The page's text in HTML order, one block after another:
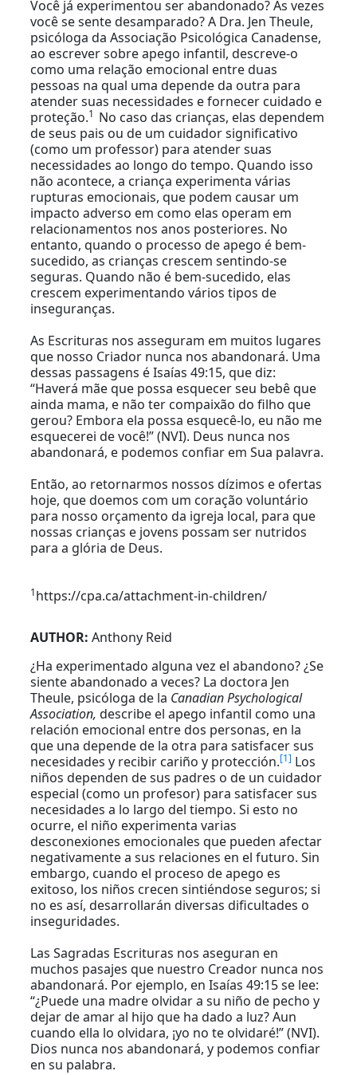
Você já experimentou ser abandonado? Às vezes
você se sente desamparado? A Dra. Jen Theule,
psicóloga da Associação Psicológica Canadense,
ao escrever sobre apego infantil, descreve-o
como uma relação emocional entre duas
pessoas na qual uma depende da outra para
atender suas necessidades e fornecer cuidado e
proteção.1 No caso das crianças, elas dependem
de seus pais ou de um cuidador significativo
(como um professor) para atender suas
necessidades ao longo do tempo. Quando isso
não acontece, a criança experimenta várias
rupturas emocionais, que podem causar um
impacto adverso em como elas operam em
relacionamentos nos anos posteriores. No
entanto, quando o processo de apego é bem-
sucedido, as crianças crescem sentindo-se
seguras. Quando não é bem-sucedido, elas
crescem experimentando vários tipos de
inseguranças.
As Escrituras nos asseguram em muitos lugares
que nosso Criador nunca nos abandonará. Uma
dessas passagens é Isaías 49:15, que diz:
“Haverá mãe que possa esquecer seu bebê que
ainda mama, e não ter compaixão do filho que
gerou? Embora ela possa esquecê-lo, eu não me
esquecerei de você!” (NVI). Deus nunca nos
abandonará, e podemos confiar em Sua palavra.
Então, ao retornarmos nossos dízimos e ofertas
hoje, que doemos com um coração voluntário
para nosso orçamento da igreja local, para que
nossas crianças e jovens possam ser nutridos
para a glória de Deus.
1https://cpa.ca/attachment-in-children/
AUTHOR:Anthony Reid
¿Ha experimentado alguna vez el abandono? ¿Se
siente abandonado a veces? La doctora Jen
Theule, psicóloga de la Canadian Psychological
Association,describe el apego infantil como una
relación emocional entre dos personas, en la
que una depende de la otra para satisfacer sus
necesidades y recibir cariño y protección.[1] Los
niños dependen de sus padres o de un cuidador
especial (como un profesor) para satisfacer sus
necesidades a lo largo del tiempo. Si esto no
ocurre, el niño experimenta varias
desconexiones emocionales que pueden afectar
negativamente a sus relaciones en el futuro. Sin
embargo, cuando el proceso de apego es
exitoso, los niños crecen sintiéndose seguros; si
no es así, desarrollarán diversas dificultades o
inseguridades.
Las Sagradas Escrituras nos aseguran en
muchos pasajes que nuestro Creador nunca nos
abandonará. Por ejemplo, en Isaías 49:15 se lee:
“¿Puede una madre olvidar a su niño de pecho y
dejar de amar al hijo que ha dado a luz? Aun
cuando ella lo olvidara, ¡yo no te olvidaré!” (NVI).
Dios nunca nos abandonará, y podemos confiar
en su palabra.